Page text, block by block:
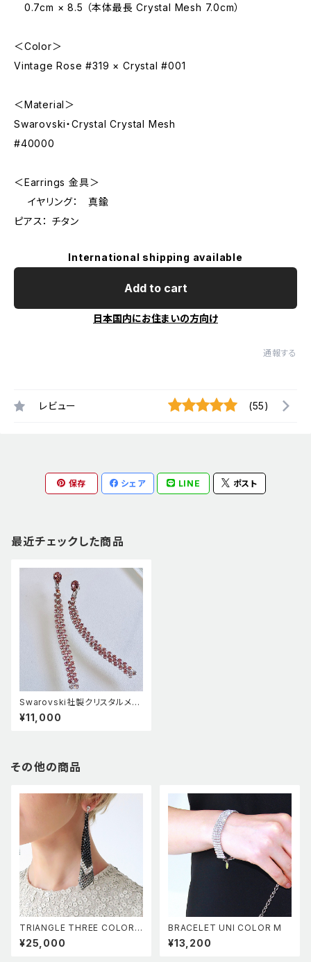
0.7cm × 8.5 （本体最長 Crystal Mesh 7.0cm）
＜Color＞
Vintage Rose #319 × Crystal #001
＜Material＞
Swarovski・Crystal Crystal Mesh
#40000
＜Earrings 金具＞
イヤリング： 真鍮
ピアス： チタン
International shipping available
Add to cart
日本国内にお住まいの方向け
通報する
レビュー (55)
保存 シェア LINE ポスト
最近チェックした商品
Swarovski社製クリスタルメッ
シュ使用ドロップストーン付イヤ
リング ヴィンテージ ローズ
¥11,000
その他の商品
TRIANGLE THREE COLOR E
ARRINGS XL
¥25,000
BRACELET UNI COLOR M
¥13,200